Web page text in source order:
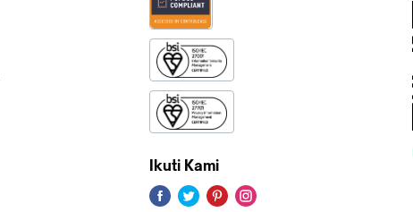
Ikuti Kami